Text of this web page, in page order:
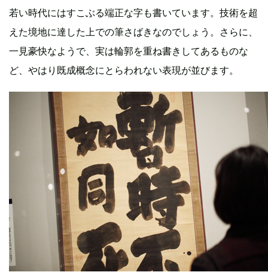
若い時代にはすこぶる端正な字も書いています。技術を超
えた境地に達した上での筆さばきなのでしょう。さらに、
一見豪快なようで、実は輪郭を重ね書きしてあるものな
ど、やはり既成概念にとらわれない表現が並びます。